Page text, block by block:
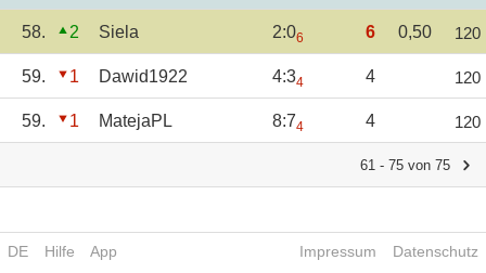
58. 2 Siela 2:06 6 0,50 120
59. 1 Dawid1922 4:34 4 120
59. 1 MatejaPL 8:74 4 120
61 - 75 von 75
DE Hilfe App Impressum Datenschutz